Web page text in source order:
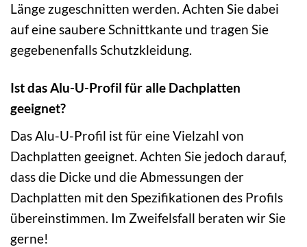
Länge zugeschnitten werden. Achten Sie dabei
auf eine saubere Schnittkante und tragen Sie
gegebenenfalls Schutzkleidung.
Ist das Alu-U-Profil für alle Dachplatten
geeignet?
Das Alu-U-Profil ist für eine Vielzahl von
Dachplatten geeignet. Achten Sie jedoch darauf,
dass die Dicke und die Abmessungen der
Dachplatten mit den Spezifikationen des Profils
übereinstimmen. Im Zweifelsfall beraten wir Sie
gerne!